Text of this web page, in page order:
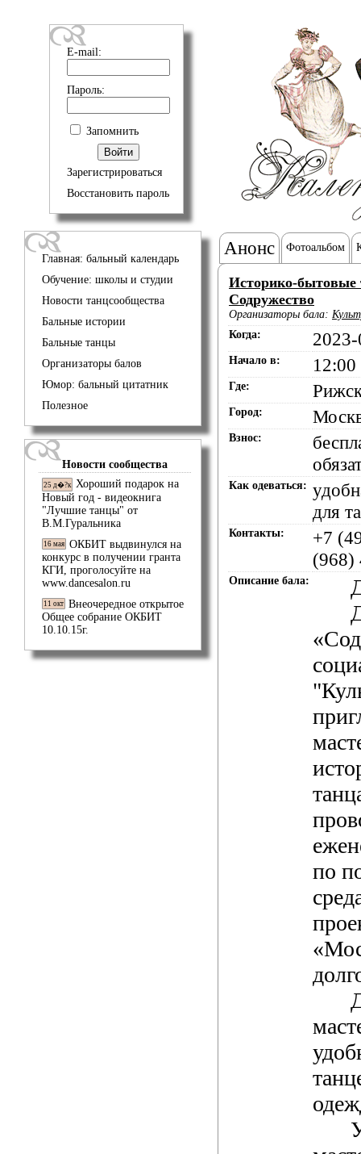
E-mail:
Пароль:
Запомнить
Зарегистрироваться
Восстановить пароль
Главная: бальный календарь
Обучение: школы и студии
Новости танцсообщества
Бальные истории
Бальные танцы
Организаторы балов
Юмор: бальный цитатник
Полезное
Новости сообщества
25 д�?к Хороший подарок на
Новый год - видеокнига
"Лучшие танцы" от
В.М.Гуральника
16 мая ОКБИТ выдвинулся на
конкурс в получении гранта
КГИ, проголосуйте на
www.dancesalon.ru
11 окт Внеочередное открытое
Общее собрание ОКБИТ
10.10.15г.
Анонс Фотоальбом
Историко-
Содружество
Организаторы бала:
Когда:
Начало в: 12:00
Где:
Город:
Взнос:
Как одеваться:
для
Контакты:
+7
(968)
Описание бала:
по